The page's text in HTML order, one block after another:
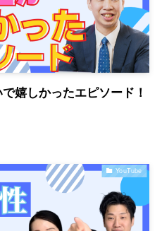
嬉しかったエピソード！
YouTube